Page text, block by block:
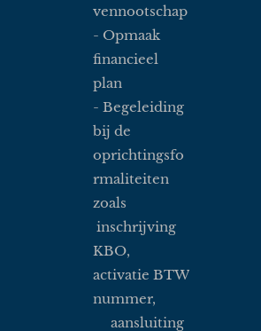
vennootschap
- Opmaak
financieel
plan
- Begeleiding
bij de
oprichtingsfo
rmaliteiten
zoals
inschrijving
KBO,
activatie BTW
nummer,
aansluiting